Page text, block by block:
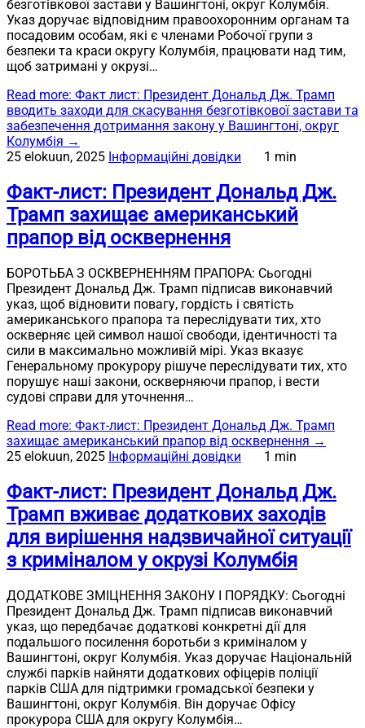
безготівкової застави у Вашингтоні, округ Колумбія.
Указ доручає відповідним правоохоронним органам та
посадовим особам, які є членами Робочої групи з
безпеки та краси округу Колумбія, працювати над тим,
щоб затримані у окрузі…
Read more: Факт лист: Президент Дональд Дж. Трамп
вводить заходи для скасування безготівкової застави та
забезпечення дотримання закону у Вашингтоні, округ
Колумбія →
25 elokuun, 2025 Інформаційні довідки 1 min
Факт-лист: Президент Дональд Дж.
Трамп захищає американський
прапор від осквернення
БОРОТЬБА З ОСКВЕРНЕННЯМ ПРАПОРА: Сьогодні
Президент Дональд Дж. Трамп підписав виконавчий
указ, щоб відновити повагу, гордість і святість
американського прапора та переслідувати тих, хто
оскверняє цей символ нашої свободи, ідентичності та
сили в максимально можливій мірі. Указ вказує
Генеральному прокурору рішуче переслідувати тих, хто
порушує наші закони, оскверняючи прапор, і вести
судові справи для уточнення…
Read more: Факт-лист: Президент Дональд Дж. Трамп
захищає американський прапор від осквернення →
25 elokuun, 2025 Інформаційні довідки 1 min
Факт-лист: Президент Дональд Дж.
Трамп вживає додаткових заходів
для вирішення надзвичайної ситуації
з криміналом у окрузі Колумбія
ДОДАТКОВЕ ЗМІЦНЕННЯ ЗАКОНУ І ПОРЯДКУ: Сьогодні
Президент Дональд Дж. Трамп підписав виконавчий
указ, що передбачає додаткові конкретні дії для
подальшого посилення боротьби з криміналом у
Вашингтоні, округ Колумбія. Указ доручає Національній
службі парків найняти додаткових офіцерів поліції
парків США для підтримки громадської безпеки у
Вашингтоні, округ Колумбія. Він доручає Офісу
прокурора США для округу Колумбія…